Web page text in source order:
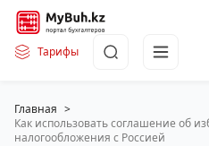
Тарифы
Главная >
Как использовать соглашение об
налогообложения с Россией